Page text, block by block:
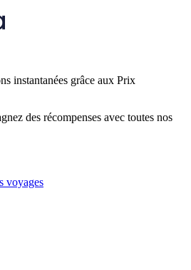
instantanées grâce aux Prix
des récompenses avec toutes nos
voyages